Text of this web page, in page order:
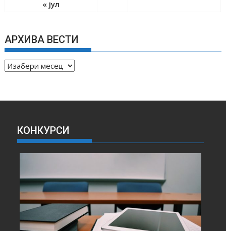
« јул
АРХИВА ВЕСТИ
А
И
КОНКУРСИ